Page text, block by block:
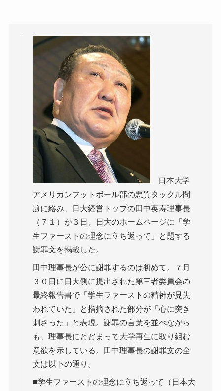
日本大学
アメリカンフットボール部の悪質タックル問
題に絡み、日大経営トップの田中英寿理事長
（７１）が３日、日大のホームページに「学
生ファーストの理念に立ち返って」と題する
謝罪文を掲載した。
田中理事長が公に謝罪するのは初めて。７月
３０日に日大側に提出された第三者委員会の
最終報告書で「学生ファーストの精神が見失
われていた」と指摘された部分が「心に突き
刺さった」と表現。謝罪の言葉を並べながら
も、理事長にとどまって大学再生に取り組む
意欲を示している。田中理事長の謝罪文の全
文は以下の通り。
■学生ファーストの理念に立ち返って（日本大